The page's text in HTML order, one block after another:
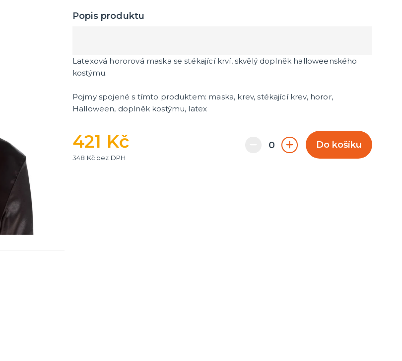
Popis produktu
Latexová hororová maska se stékající krví, skvělý doplněk halloweenského
kostýmu.
Pojmy spojené s tímto produktem: maska, krev, stékající krev, horor,
Halloween, doplněk kostýmu, latex
421 Kč
348 Kč bez DPH
Do košíku